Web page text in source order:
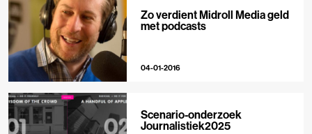
Zo verdient Midroll Media geld
met podcasts
04-01-2016
Scenario-onderzoek
Journalistiek2025